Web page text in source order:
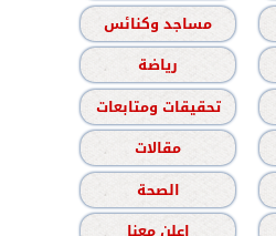
مساجد وكنائس
رياضة
تحقيقات ومتابعات
مقالات
الصحة